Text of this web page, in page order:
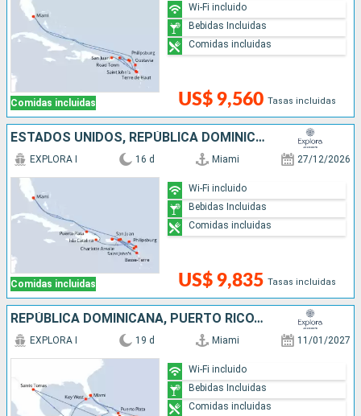
Comidas incluidas US$ 9,560 Tasas incluidas
Wi-Fi incluido
Bebidas Incluidas
Comidas incluidas
ESTADOS UNIDOS, REPÚBLICA DOMINICANA, ANTIGUA Y BARBUDA, PUERTO RICO, SAN MARTÍN, REINO UNIDO
Comidas incluidas
EXPLORA I 16 d Miami 27/12/2026
US$ 9,835 Tasas incluidas
Wi-Fi incluido
Bebidas Incluidas
Comidas incluidas
REPÚBLICA DOMINICANA, PUERTO RICO, ESTADOS UNIDOS, JAMAICA, HONDURAS, BELICE
EXPLORA I 19 d Miami 11/01/2027
Wi-Fi incluido
Bebidas Incluidas
Comidas incluidas